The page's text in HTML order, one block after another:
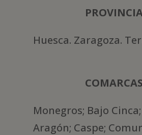
Huesca. Zaragoza.
COMARCAS
Monegros; Bajo
Aragón; Caspe;